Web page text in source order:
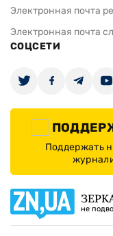
Электронная почта
Электронная почта
СОЦСЕТИ
Поддержать
не